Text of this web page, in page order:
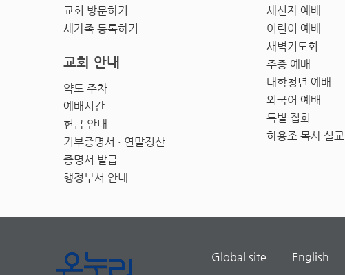
교회 방문하기
새가족 등록하기
새신자 예배
어린이 예배
새벽기도회
주중 예배
대학청년 예배
외국어 예배
특별 집회
하용조 목사 설교
교회 안내
약도 주차
예배시간
헌금 안내
기부증명서 · 연말정산
증명서 발급
행정부서 안내
Global site English